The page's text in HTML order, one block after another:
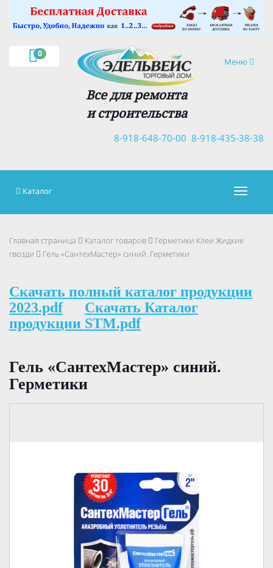
0
Навигация
Меню
Все для ремонта
и строительства
8-918-435-38-38
8-918-648-70-00
×
Каталог
Главная страница Каталог товаров
Герметики Клеи Жидкие
гвозди
Гель «СантехМастер» синий. Герметики
Скачать полный каталог продукции
2023.pdf
Скачать Каталог
продукции STM.pdf
Гель «СантехМастер» синий.
Герметики